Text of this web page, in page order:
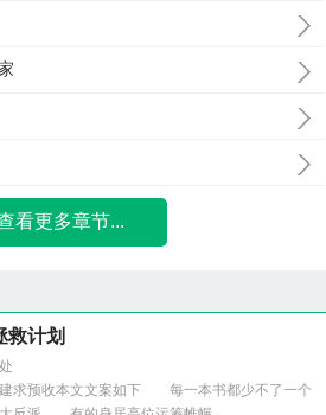
看更多章节...
救计划
求预收本文文案如下 每一本书都少不了一个